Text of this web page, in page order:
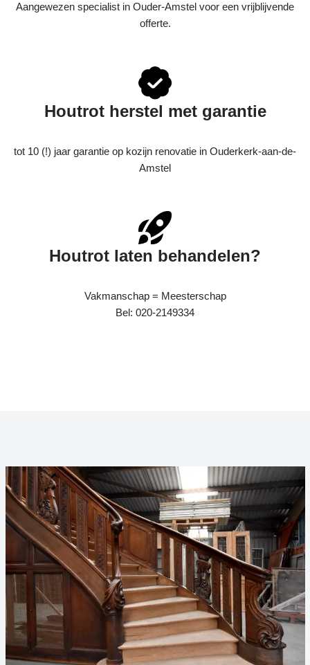
Aangewezen specialist in Ouder-Amstel voor een vrijblijvende
offerte.
Houtrot herstel met garantie
tot 10 (!) jaar garantie op kozijn renovatie in Ouderkerk-aan-de-
Amstel
Houtrot laten behandelen?
Vakmanschap = Meesterschap
Bel: 020-2149334